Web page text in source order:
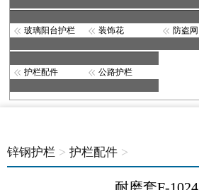
玻璃阳台护栏 装饰花 防盗网
护栏配件 公路护栏
锌钢护栏 >护栏配件 >